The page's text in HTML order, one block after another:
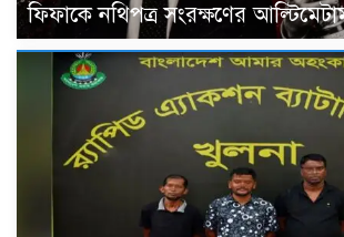
ফিফাকে নথিপত্র সংরক্ষণের